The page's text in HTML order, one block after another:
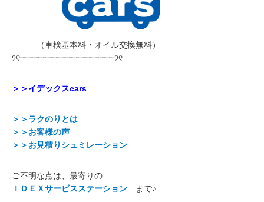
（車検基本料・オイル交換無料）
୨୧┈┈┈┈┈┈┈┈┈┈┈┈┈┈┈┈┈┈┈┈୨୧
＞＞イデックスcars
＞＞ラクのりとは
＞＞お客様の声
＞＞お見積りシュミレーション
ご不明な点は、最寄りの
ＩＤＥＸサービスステーション まで♪